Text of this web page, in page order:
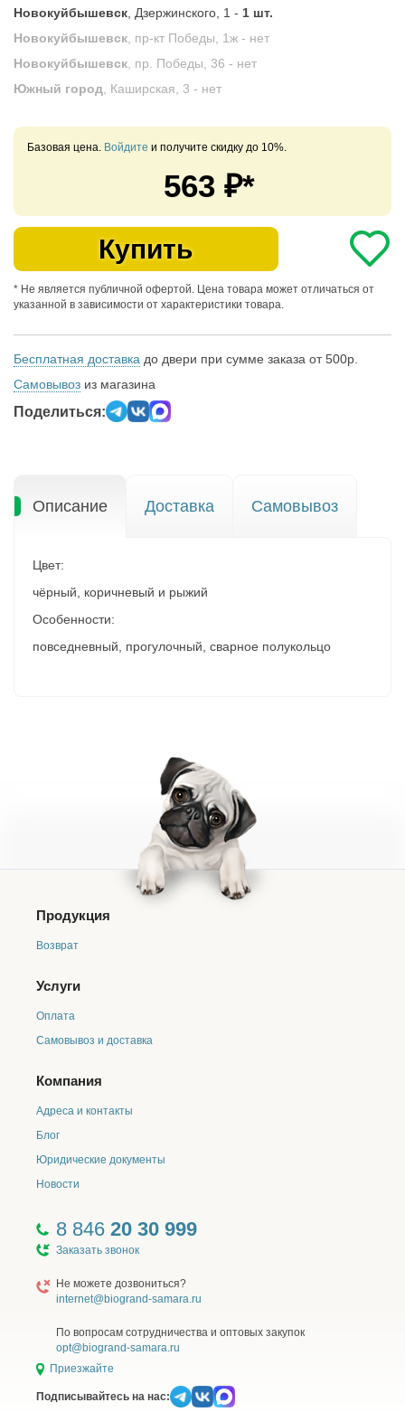
Новокуйбышевск , Дзержинского, 1 - 1 шт.
Новокуйбышевск , пр-кт Победы, 1ж - нет
Новокуйбышевск , пр. Победы, 36 - нет
Южный город , Каширская, 3 - нет
Базовая цена. Войдите и получите скидку до 10%.
563 ₽*
Купить
* Не является публичной офертой. Цена товара может отличаться от
указанной в зависимости от характеристики товара.
Бесплатная доставка до двери при сумме заказа от 500р.
Самовывоз из магазина
Поделиться:
Описание Доставка Самовывоз
Цвет:
чёрный, коричневый и рыжий
Особенности:
повседневный, прогулочный, сварное полукольцо
Продукция
Возврат
Услуги
Оплата
Самовывоз и доставка
Компания
Адреса и контакты
Блог
Юридические документы
Новости
8 846 20 30 999
Заказать звонок
Не можете дозвониться?
internet@biogrand-samara.ru
По вопросам сотрудничества и оптовых закупок
opt@biogrand-samara.ru
Приезжайте
Подписывайтесь на нас: